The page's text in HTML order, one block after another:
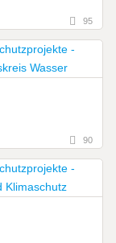
95
90